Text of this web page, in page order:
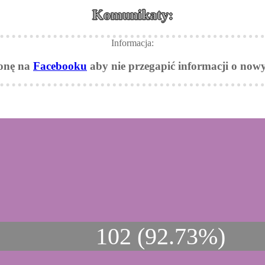
Komunikaty:
Informacja:
na Facebooku aby nie przegapić informacji o
102 (92.73%)